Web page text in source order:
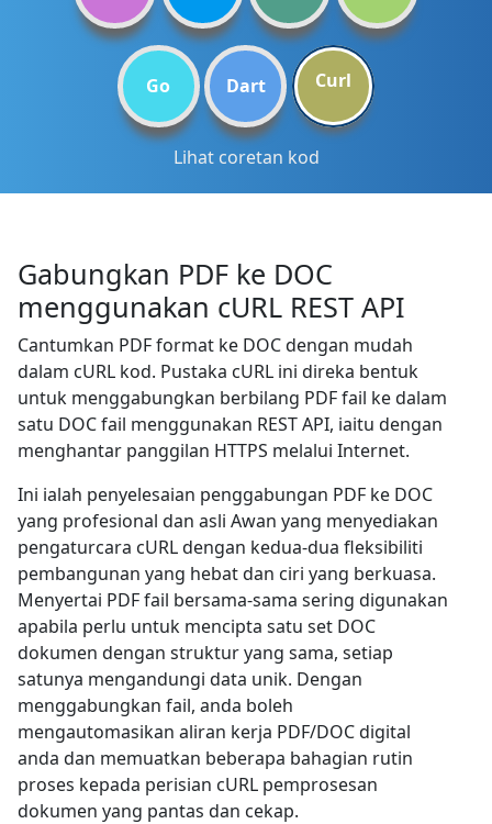
Go Dart Curl
Lihat coretan kod
Gabungkan PDF ke DOC
menggunakan cURL REST API
Cantumkan PDF format ke DOC dengan mudah
dalam cURL kod. Pustaka cURL ini direka bentuk
untuk menggabungkan berbilang PDF fail ke dalam
satu DOC fail menggunakan REST API, iaitu dengan
menghantar panggilan HTTPS melalui Internet.
Ini ialah penyelesaian penggabungan PDF ke DOC
yang profesional dan asli Awan yang menyediakan
pengaturcara cURL dengan kedua-dua fleksibiliti
pembangunan yang hebat dan ciri yang berkuasa.
Menyertai PDF fail bersama-sama sering digunakan
apabila perlu untuk mencipta satu set DOC
dokumen dengan struktur yang sama, setiap
satunya mengandungi data unik. Dengan
menggabungkan fail, anda boleh
mengautomasikan aliran kerja PDF/DOC digital
anda dan memuatkan beberapa bahagian rutin
proses kepada perisian cURL pemprosesan
dokumen yang pantas dan cekap.